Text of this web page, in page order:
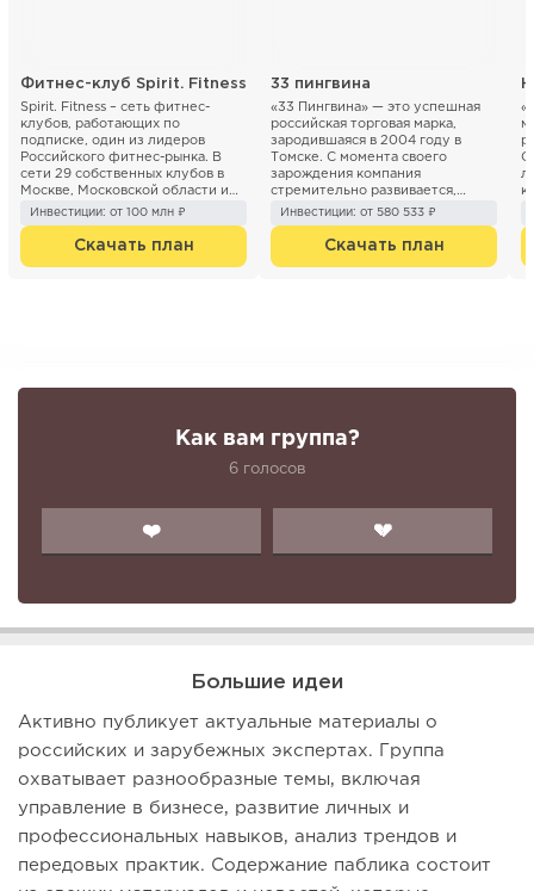
Фитнес-клуб Spirit. Fitness
Spirit. Fitness – сеть фитнес-
клубов, работающих по
подписке, один из лидеров
Российского фитнес-рынка. В
сети 29 собственных клубов в
Москве, Московской области и
Санкт- Петербурге. Компани...
Инвестиции: от 100 млн ₽
Скачать план
33 пингвина
«33 Пингвина» — это успешная
российская торговая марка,
зародившаяся в 2004 году в
Томске. С момента своего
зарождения компания
стремительно развивается,
расширяя сеть кафе и точек п...
Инвестиции: от 580 533 ₽
Скачать план
Как вам группа?
6 голосов
❤️ 💔
Большие идеи
Активно публикует актуальные материалы о
российских и зарубежных экспертах. Группа
охватывает разнообразные темы, включая
управление в бизнесе, развитие личных и
профессиональных навыков, анализ трендов и
передовых практик. Содержание паблика состоит